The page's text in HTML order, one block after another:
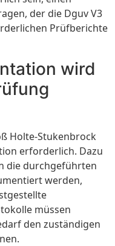
der die Dguv V3
Prüfberichte
wird
Holte-Stukenbrock
erforderlich. Dazu
die durchgeführten
werden,
müssen
den zuständigen